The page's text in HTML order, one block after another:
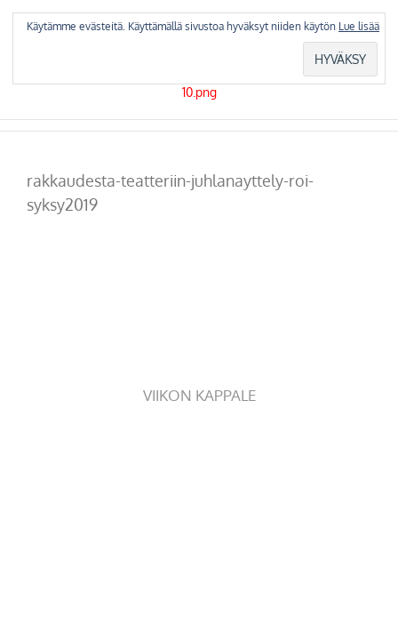
rakkaudesta-teatteriin-juhlanayttely-roi-
syksy2019
VIIKON KAPPALE
Käytämme evästeitä. Käyttämällä sivustoa hyväksyt niiden käytön Lue lisää